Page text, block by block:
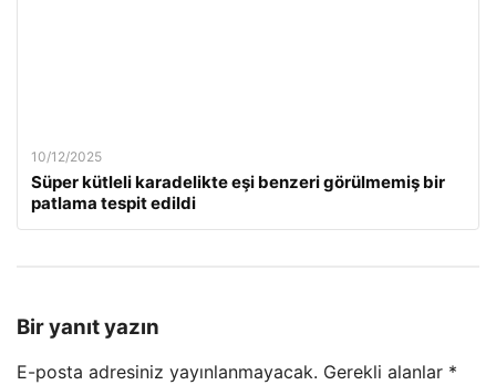
10/12/2025
Süper kütleli karadelikte eşi benzeri görülmemiş bir
patlama tespit edildi
Bir yanıt yazın
E-posta adresiniz yayınlanmayacak. Gerekli alanlar *